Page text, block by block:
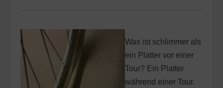
Was ist schlimmer als
ein Platter vor einer
Tour? Ein Platter
während einer Tour.